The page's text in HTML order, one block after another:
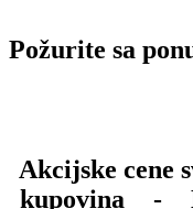
Požurite sa
Akcijske cene
kupovina
-